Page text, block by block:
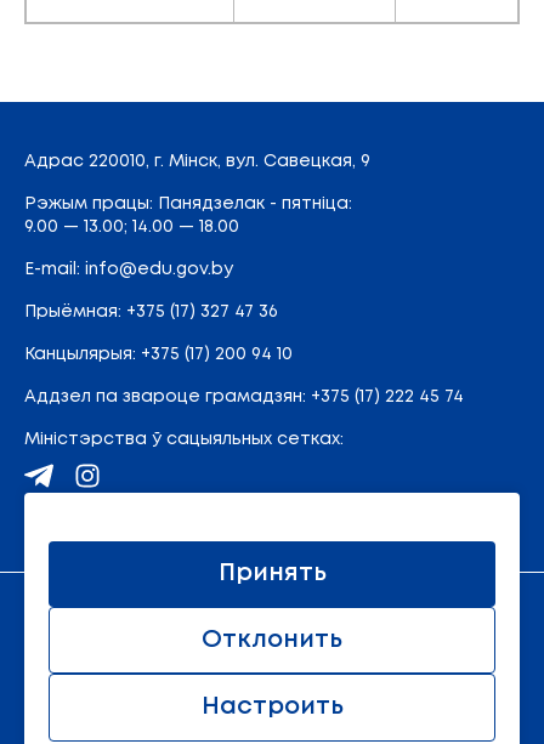
Адрас 220010, г. Мінск, вул. Савецкая, 9
Рэжым працы: Панядзелак - пятніца:
9.00 — 13.00; 14.00 — 18.00
E-mail: info@edu.gov.by
Прыёмная: +375 (17) 327 47 36
Канцылярыя: +375 (17) 200 94 10
Аддзел па звароце грамадзян: +375 (17) 222 45 74
Міністэрства ў сацыяльных сетках:
© 2011 - 2026 Міністэрства адукацыі Рэспублікі
Настроить
Отклонить
Принять